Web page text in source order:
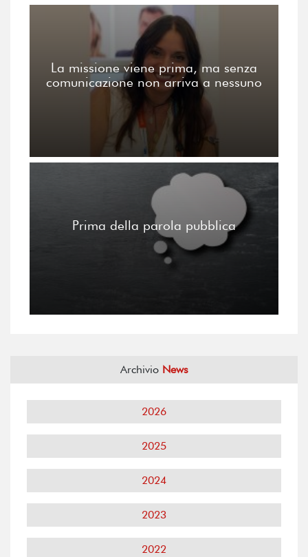
La missione viene prima, ma senza
comunicazione non arriva a nessuno
Prima della parola pubblica
Archivio News
2026
2025
2024
2023
2022